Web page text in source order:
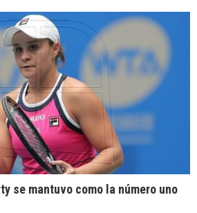
se mantuvo como la número uno